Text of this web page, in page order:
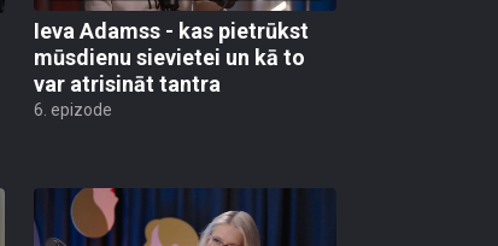
Ieva Adamss - kas pietrūkst
mūsdienu sievietei un kā to
var atrisināt tantra
6. epizode